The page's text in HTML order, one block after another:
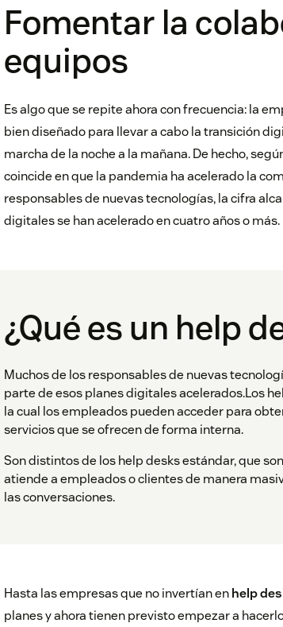
Fomentar la
equipos
Es algo que se repite ahora con frecuencia: la
bien diseñado para llevar a cabo la transición
marcha de la noche a la mañana. De hecho,
coincide en que la pandemia ha acelerado la
responsables de nuevas tecnologías, la cifra
digitales se han acelerado en cuatro años o más.
¿Qué es un help
Muchos de los responsables de nuevas
parte de esos planes digitales acelerados.Los
la cual los empleados pueden acceder para
servicios que se ofrecen de forma interna.
Son distintos de los help desks estándar, que
atiende a empleados o clientes de manera
las conversaciones.
Hasta las empresas que no invertían enhelp
planes y ahora tienen previsto empezar a